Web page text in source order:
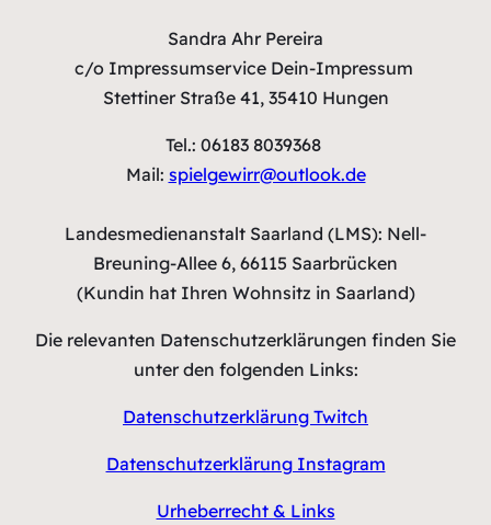
Sandra Ahr Pereira
c/o Impressumservice Dein-Impressum
Stettiner Straße 41, 35410 Hungen
Tel.: 06183 8039368
Mail: spielgewirr@outlook.de
Landesmedienanstalt Saarland (LMS): Nell-
Breuning-Allee 6, 66115 Saarbrücken
(Kundin hat Ihren Wohnsitz in Saarland)
Die relevanten Datenschutzerklärungen finden Sie
unter den folgenden Links:
Datenschutzerklärung Twitch
Datenschutzerklärung Instagram
Urheberrecht & Links